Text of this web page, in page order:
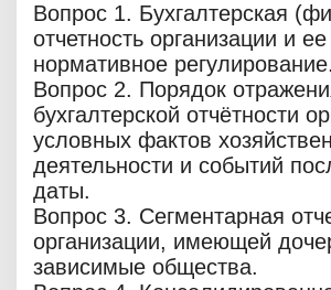
Вопрос 1. Бухгалтерская
отчетность организации и ее
нормативное регулирование.
Вопрос 2. Порядок
бухгалтерской отчётности
условных фактов
деятельности и событий
даты.
Вопрос 3. Сегментарная
организации, имеющей
зависимые общества.